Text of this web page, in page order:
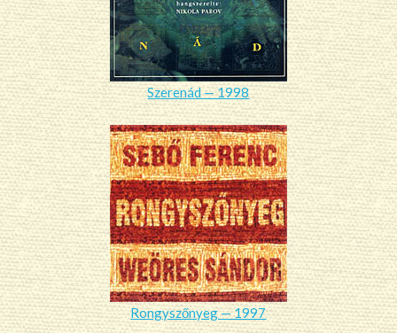
Szerenád — 1998
Rongyszőnyeg — 1997